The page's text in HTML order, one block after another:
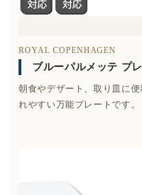
ROYAL COPENHAGEN
ブルーパルメッテ プ
朝食やデザート、取り皿に
れやすい万能プレートです。